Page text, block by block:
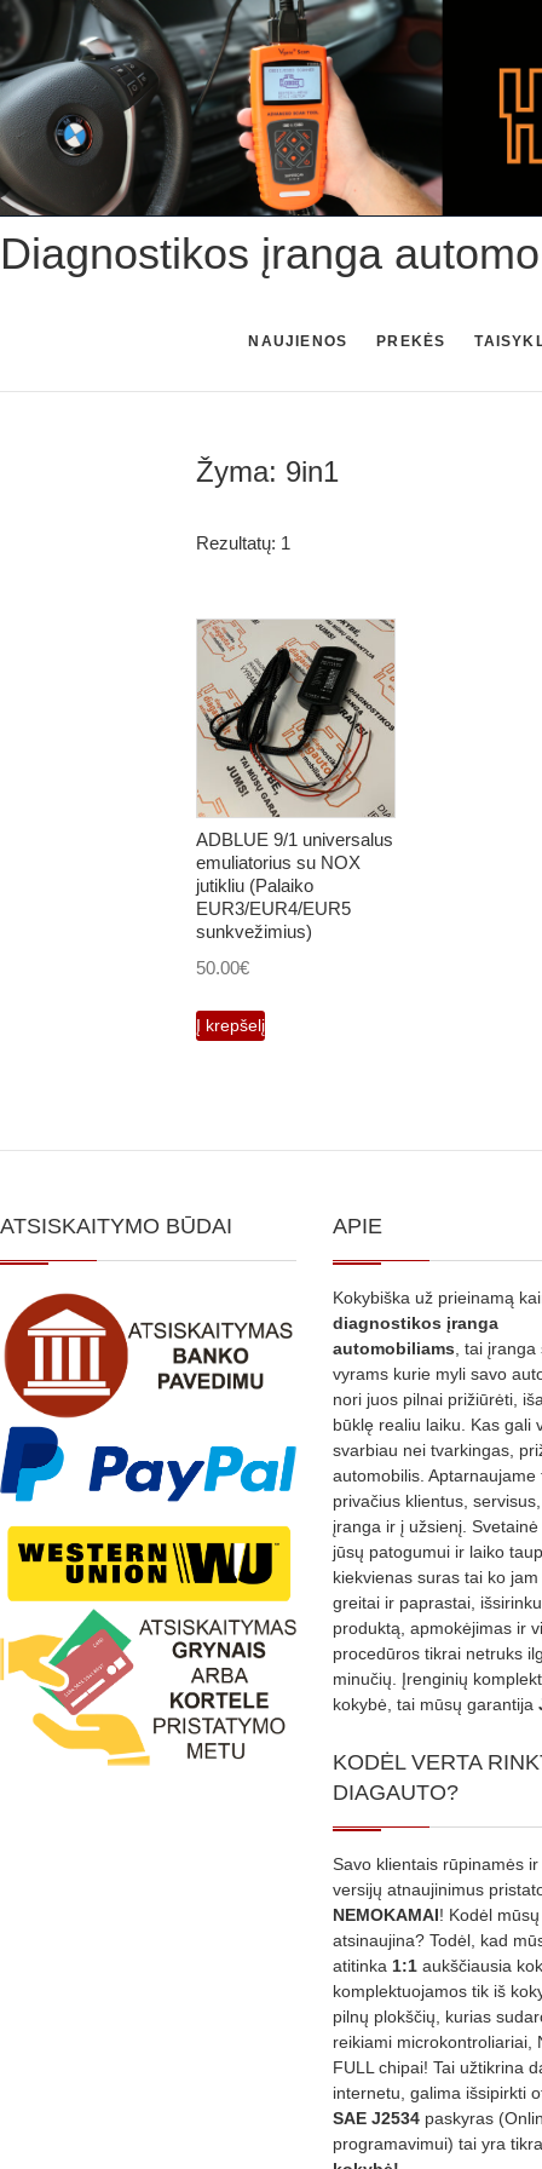
Skip
to
content
Diagnostikos įranga
NAUJIENOS PREKĖS
Žyma: 9in1
Rezultatų: 1
ADBLUE 9/1 universalus
emuliatorius su NOX
jutikliu (Palaiko
EUR3/EUR4/EUR5
sunkvežimius)
50.00€
Į krepšelį
ATSISKAITYMO BŪDAI APIE
Kokybiška už prieinamą
diagnostikos įranga
automobiliams , tai
vyrams kurie myli savo
nori juos pilnai prižiūrėti,
būklę realiu laiku. Kas gali
svarbiau nei tvarkingas,
automobilis. Aptarnaujame
privačius klientus,
įranga ir į užsienį.
jūsų patogumui ir laiko
kiekvienas suras tai ko
greitai ir paprastai,
produktą, apmokėjimas ir
procedūros tikrai netruks
minučių. Įrenginių
kokybė, tai mūsų garantija
KODĖL VERTA
DIAGAUTO?
Savo klientais rūpinamės
versijų atnaujinimus
NEMOKAMAI! Kodėl
atsinaujina? Todėl, kad
atitinka 1:1 aukščiausia
komplektuojamos tik iš
pilnų plokščių, kurias
reikiami microkontroliariai,
FULL chipai! Tai užtikrina
internetu, galima išsipirkti
SAE J2534 paskyras
programavimui) tai yra